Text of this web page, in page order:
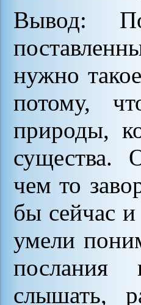
Вывод:
нужно
потому,
природы,
существа.
чем то
бы сейчас
умели
слышать,